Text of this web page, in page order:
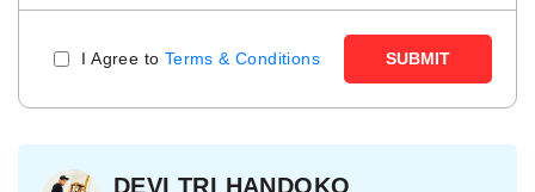
I Agree to Terms & Conditions SUBMIT
DEVI TRI HANDOKO